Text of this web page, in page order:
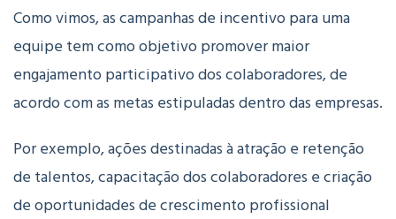
Como vimos, as campanhas de incentivo para uma
equipe tem como objetivo promover maior
engajamento participativo dos colaboradores, de
acordo com as metas estipuladas dentro das empresas.
Por exemplo, ações destinadas à atração e retenção
de talentos, capacitação dos colaboradores e criação
de oportunidades de crescimento profissional